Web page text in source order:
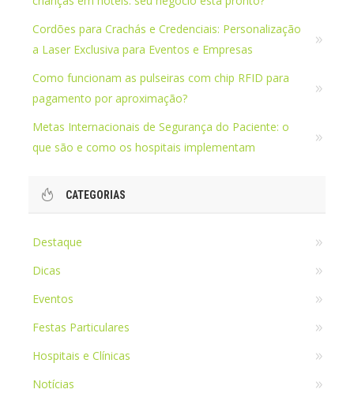
Cordões para Crachás e Credenciais: Personalização
a Laser Exclusiva para Eventos e Empresas
Como funcionam as pulseiras com chip RFID para
pagamento por aproximação?
Metas Internacionais de Segurança do Paciente: o
que são e como os hospitais implementam
CATEGORIAS
Destaque
Dicas
Eventos
Festas Particulares
Hospitais e Clínicas
Notícias